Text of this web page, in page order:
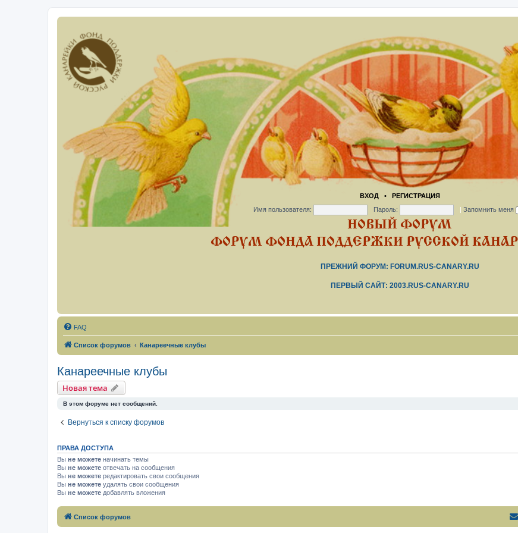
ВХОД• РЕГИСТРАЦИЯ
Имя пользователя:
Пароль: | Запомнить меня
НОВЫЙ ФОРУМ
ФОРУМ ФОНДА ПОДДЕРЖКИ РУССКОЙ
ПРЕЖНИЙ ФОРУМ: FORUM.RUS-CANARY.RU
ПЕРВЫЙ САЙТ: 2003.RUS-CANARY.RU
FAQ
Список форумов Канареечные клубы
Канареечные клубы
Новая тема
В этом форуме нет сообщений.
Вернуться к списку форумов
ПРАВА ДОСТУПА
Вы не можете начинать темы
Вы не можете отвечать на сообщения
Вы не можете редактировать свои сообщения
Вы не можете удалять свои сообщения
Вы не можете добавлять вложения
Список форумов